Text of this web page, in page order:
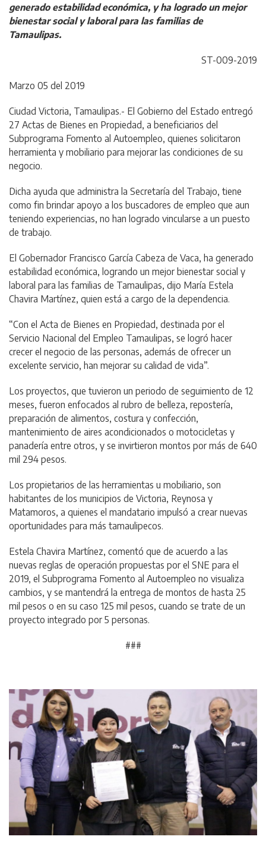
generado estabilidad económica, y ha logrado un mejor
bienestar social y laboral para las familias de
Tamaulipas.
ST-009-2019
Marzo 05 del 2019
Ciudad Victoria, Tamaulipas.- El Gobierno del Estado entregó
27 Actas de Bienes en Propiedad, a beneficiarios del
Subprograma Fomento al Autoempleo, quienes solicitaron
herramienta y mobiliario para mejorar las condiciones de su
negocio.
Dicha ayuda que administra la Secretaría del Trabajo, tiene
como fin brindar apoyo a los buscadores de empleo que aun
teniendo experiencias, no han logrado vincularse a un puesto
de trabajo.
El Gobernador Francisco García Cabeza de Vaca, ha generado
estabilidad económica, logrando un mejor bienestar social y
laboral para las familias de Tamaulipas, dijo María Estela
Chavira Martínez, quien está a cargo de la dependencia.
“Con el Acta de Bienes en Propiedad, destinada por el
Servicio Nacional del Empleo Tamaulipas, se logró hacer
crecer el negocio de las personas, además de ofrecer un
excelente servicio, han mejorar su calidad de vida”.
Los proyectos, que tuvieron un periodo de seguimiento de 12
meses, fueron enfocados al rubro de belleza, repostería,
preparación de alimentos, costura y confección,
mantenimiento de aires acondicionados o motocicletas y
panadería entre otros, y se invirtieron montos por más de 640
mil 294 pesos.
Los propietarios de las herramientas u mobiliario, son
habitantes de los municipios de Victoria, Reynosa y
Matamoros, a quienes el mandatario impulsó a crear nuevas
oportunidades para más tamaulipecos.
Estela Chavira Martínez, comentó que de acuerdo a las
nuevas reglas de operación propuestas por el SNE para el
2019, el Subprograma Fomento al Autoempleo no visualiza
cambios, y se mantendrá la entrega de montos de hasta 25
mil pesos o en su caso 125 mil pesos, cuando se trate de un
proyecto integrado por 5 personas.
###